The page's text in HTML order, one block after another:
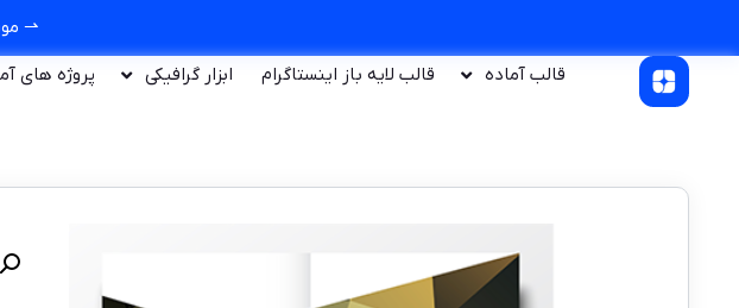
⇀
قالب آماده
قالب لایه باز اینستاگرام ابزار گرافیکی پروژه های